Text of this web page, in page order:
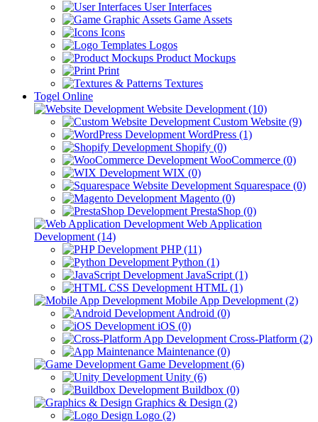
User Interfaces
Game Assets
Icons
Logos
Product Mockups
Print
Textures
Togel Online
Website Development (10)
Custom Website (9)
WordPress (1)
Shopify (0)
WooCommerce (0)
WIX (0)
Squarespace (0)
Magento (0)
PrestaShop (0)
Web Application
Development (14)
PHP (11)
Python (1)
JavaScript (1)
HTML (1)
Mobile App Development (2)
Android (0)
iOS (0)
Cross-Platform (2)
Maintenance (0)
Game Development (6)
Unity (6)
Buildbox (0)
Graphics & Design (2)
Logo (2)